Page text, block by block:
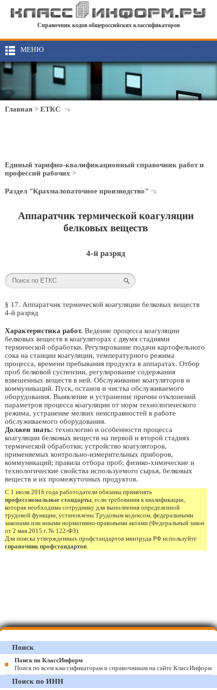
Справочник кодов общероссийских классификаторов
МЕНЮ
Главная > ЕТКС
Единый тарифно-квалификационный справочник работ и
профессий рабочих >
Раздел "Крахмалопаточное производство"
Аппаратчик термической коагуляции
белковых веществ
4-й разряд
§ 17. Аппаратчик термической коагуляции белковых веществ
4-й разряд
Характеристика работ. Ведение процесса коагуляции
белковых веществ в коагуляторах с двумя стадиями
термической обработки. Регулирование подачи картофельного
сока на станции коагуляции, температурного режима
процесса, времени пребывания продукта в аппаратах. Отбор
проб белковой суспензии, регулирование содержания
взвешенных веществ в ней. Обслуживание коагуляторов и
коммуникаций. Пуск, останов и чистка обслуживаемого
оборудования. Выявление и устранение причин отклонений
параметров процесса коагуляции от норм технологического
режима, устранение мелких неисправностей в работе
обслуживаемого оборудования.
Должен знать: технологию и особенности процесса
коагуляции белковых веществ на первой и второй стадиях
термической обработки; устройство коагуляторов,
применяемых контрольно-измерительных приборов,
коммуникаций; правила отбора проб; физико-химические и
технологические свойства используемого сырья, белковых
веществ и их промежуточных продуктов.
С 1 июля 2016 года работодатели обязаны применять
профессиональные стандарты, если требования к квалификации,
которая необходима сотруднику для выполнения определенной
трудовой функции, установлены Трудовым кодексом, федеральными
законами или иными нормативно-правовыми актами (Федеральный закон
от 2 мая 2015 г. № 122-ФЗ).
Для поиска утвержденных профстандартов минтруда РФ используйте
справочник профстандартов.
Поиск
Поиск по КлассИнформ
Поиск по всем классификаторам и справочникам на сайте КлассИнформ
Поиск по ИНН